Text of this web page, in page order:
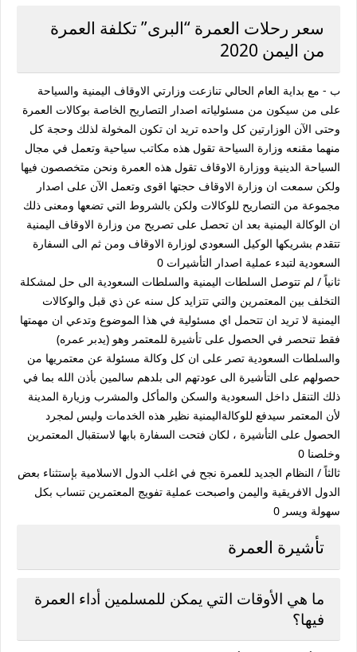
سعر رحلات العمرة “البرى” تكلفة العمرة
من اليمن 2020
ب - مع بداية العام الحالي تنازعت وزارتي الاوقاف اليمنية والسياحة
على من سيكون من مسئولياته اصدار التصاريح الخاصة بوكالات العمرة
وحتى الآن الوزارتين كل واحده تريد ان تكون المخولة لذلك وحجة كل
منهما مقنعه وزارة السياحة تقول هذه مكاتب سياحية وتعمل في مجال
السياحة الدينية ووزارة الاوقاف تقول هذه العمرة ونحن متخصصون فيها
ولكن سمعت ان وزارة الاوقاف حجتها اقوى وتعمل الآن على اصدار
مجموعة من التصاريح للوكالات ولكن بالشروط التي تضعها ومعنى ذلك
ان الوكالة اليمنية بعد ان تحصل على تصريح من وزارة الاوقاف اليمنية
تتقدم بشريكها الوكيل السعودي لوزارة الاوقاف ومن ثم الى السفارة
السعودية لتبدء عملية اصدار التأشيرات 0
ثانياً / لم تتوصل السلطات اليمنية والسلطات السعودية الى حل لمشكلة
التخلف بين المعتمرين والتي تتزايد كل سنه عن ذي قبل والوكالات
اليمنية لا تريد ان تتحمل اي مسئولية في هذا الموضوع وتدعي ان مهمتها
فقط تنحصر في الحصول على تأشيرة للمعتمر وهو (يدبر عمره)
والسلطات السعودية تصر على ان كل وكالة مسئولة عن معتمريها من
حصولهم على التأشيرة الى عودتهم الى بلدهم سالمين بأذن الله بما في
ذلك التنقل داخل السعودية والسكن والمأكل والمشرب وزيارة المدينة
لأن المعتمر سيدفع للوكالةاليمنية نظير هذه الخدمات وليس لمجرد
الحصول على التأشيرة ، لكان فتحت السفارة بابها لاستقبال المعتمرين
وخلصنا 0
ثالثاً / النظام الجديد للعمرة نجح في اغلب الدول الاسلامية بإستثناء بعض
الدول الافريقية واليمن واصبحت عملية تفويج المعتمرين تنساب بكل
سهولة ويسر 0
تأشيرة العمرة
ما هي الأوقات التي يمكن للمسلمين أداء العمرة
فيها؟